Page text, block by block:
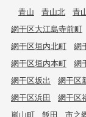
青山 青山北 青
網干区大江島寺前町
網干区垣内北町
網
網干区垣内本町
網
網干区坂出
網干区
網干区浜田
網干区
嵐山町
飯田 市之